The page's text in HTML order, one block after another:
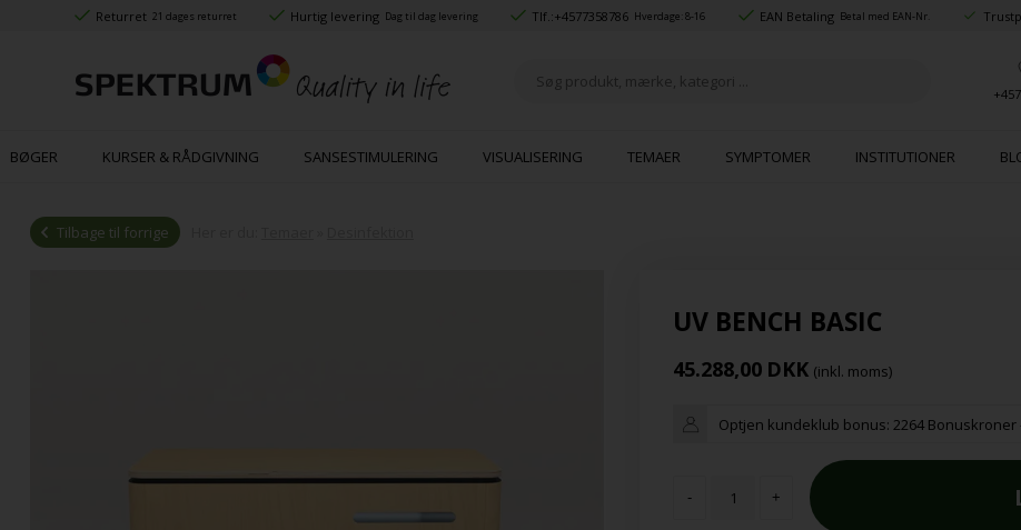
Returret 21 dages returret Hurtig levering Dag til dag levering Tlf.:+4577358786 Hverdage: 8-16 EAN Betaling Betal med EAN-Nr.
BØGER KURSER & RÅDGIVNING SANSESTIMULERING VISUALISERING TEMAER SYMPTOMER INSTITUTIONER
Tilbage til forrige
UV BENCH BASIC
45.288,00 DKK (inkl. moms)
Optjen kundeklub bonus: 2264 Bonuskroner
- +